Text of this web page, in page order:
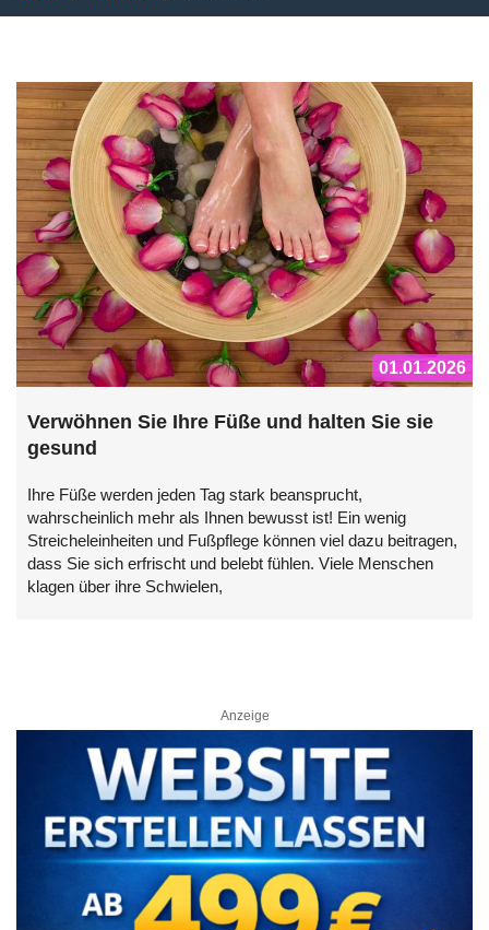
01.01.2026
Verwöhnen Sie Ihre Füße und halten Sie sie
gesund
Ihre Füße werden jeden Tag stark beansprucht,
wahrscheinlich mehr als Ihnen bewusst ist! Ein wenig
Streicheleinheiten und Fußpflege können viel dazu beitragen,
dass Sie sich erfrischt und belebt fühlen. Viele Menschen
klagen über ihre Schwielen,
Anzeige